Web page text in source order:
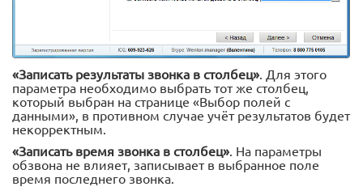
«Записать результаты звонка в столбец». Для этого
параметра необходимо выбрать тот же столбец,
который выбран на странице «Выбор полей с
данными», в противном случае учёт результатов будет
некорректным.
«Записать время звонка в столбец». На параметры
обзвона не влияет, записывает в выбранное поле
время последнего звонка.